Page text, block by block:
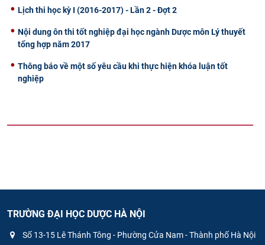
Lịch thi học kỳ I (2016-2017) - Lần 2 - Đợt 2
Nội dung ôn thi tốt nghiệp đại học ngành Dược môn Lý thuyết
tổng hợp năm 2017
Thông báo về một số yêu cầu khi thực hiện khóa luận tốt
nghiệp
TRƯỜNG ĐẠI HỌC DƯỢC HÀ NỘI
Số 13-15 Lê Thánh Tông - Phường Cửa Nam - Thành phố Hà Nội